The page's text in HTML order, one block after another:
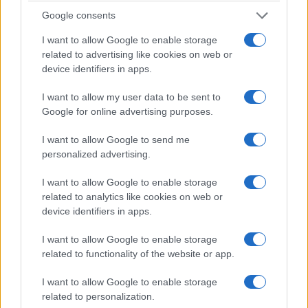
Google consents
I want to allow Google to enable storage
related to advertising like cookies on web or
device identifiers in apps.
I want to allow my user data to be sent to
Google for online advertising purposes.
I want to allow Google to send me
personalized advertising.
I want to allow Google to enable storage
related to analytics like cookies on web or
device identifiers in apps.
I want to allow Google to enable storage
related to functionality of the website or app.
I want to allow Google to enable storage
related to personalization.
como de ciudades turísticas. Flanqueado por
colinas volcánicas,es el lago más grande de
Europadel Este y se considera el «mar interior
En la orilla norte se encuentra la ciudad de
Szigliget, que alberga una fortaleza medieval, y
la ciudad medieval más antigua de la zona:
impresionante abadía barrocacomo pieza
central.
Si le gusta el vino, le gustará saber que ellago
Balatones famoso por sus viñedos, que salpican
las colinas de los alrededores. Elwindsurfy la
vela son populares durante los meses de verano.